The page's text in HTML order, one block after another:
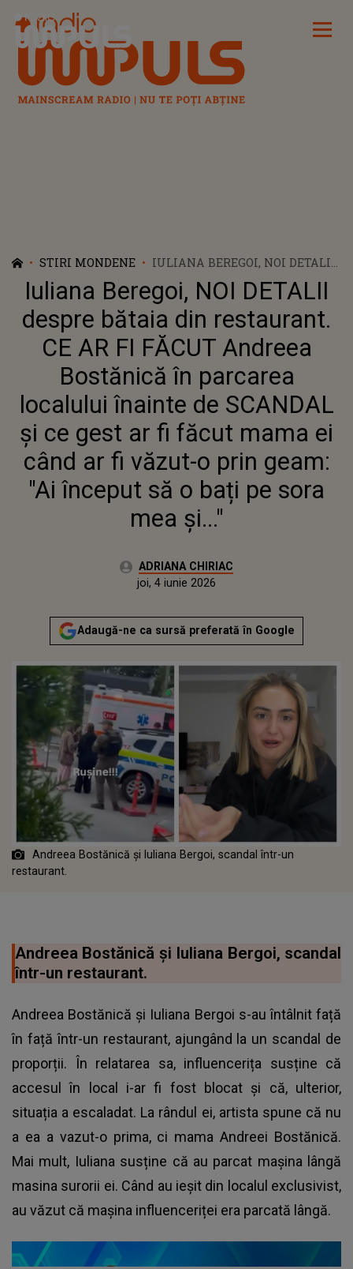
Radio Impuls
STIRI MONDENE
IULIANA BEREGOI, NOI DETALII
DESPRE BĂTAIA DIN
RESTAURANT. CE AR FI FĂCUT
ANDREEA BOSTĂNICĂ ÎN
PARCAREA LOCALULUI ÎNAINTE
DE SCANDAL ȘI CE GEST AR FI
VĂZUT-O PRIN GEAM: "AI
ÎNCEPUT SĂ O BAȚI PE SORA
MEA ȘI..."
Iuliana Beregoi, NOI DETALII
despre bătaia din restaurant.
CE AR FI FĂCUT Andreea
Bostănică în parcarea
localului înainte de SCANDAL
și ce gest ar fi făcut mama ei
când ar fi văzut-o prin geam:
"Ai început să o bați pe sora
mea și..."
Autor:ADRIANA CHIRIAC
Publicat:
joi, 4 iunie 2026
Adaugă-ne ca sursă preferată în Google
Andreea Bostănică și Iuliana Bergoi, scandal într-un
restaurant.
Andreea Bostănică și Iuliana Bergoi, scandal
într-un restaurant.
Andreea Bostănică și Iuliana Bergoi s-au întâlnit față
în față într-un restaurant, ajungând la un scandal de
proporții. În relatarea sa, influencerița susține că
accesul în local i-ar fi fost blocat și că, ulterior,
situația a escaladat. La rândul ei, artista spune că nu
a ea a vazut-o prima, ci mama Andreei Bostănică.
Mai mult, Iuliana susține că au parcat mașina lângă
masina surorii ei. Când au ieșit din localul exclusivist,
au văzut că mașina influenceriței era parcată lângă.